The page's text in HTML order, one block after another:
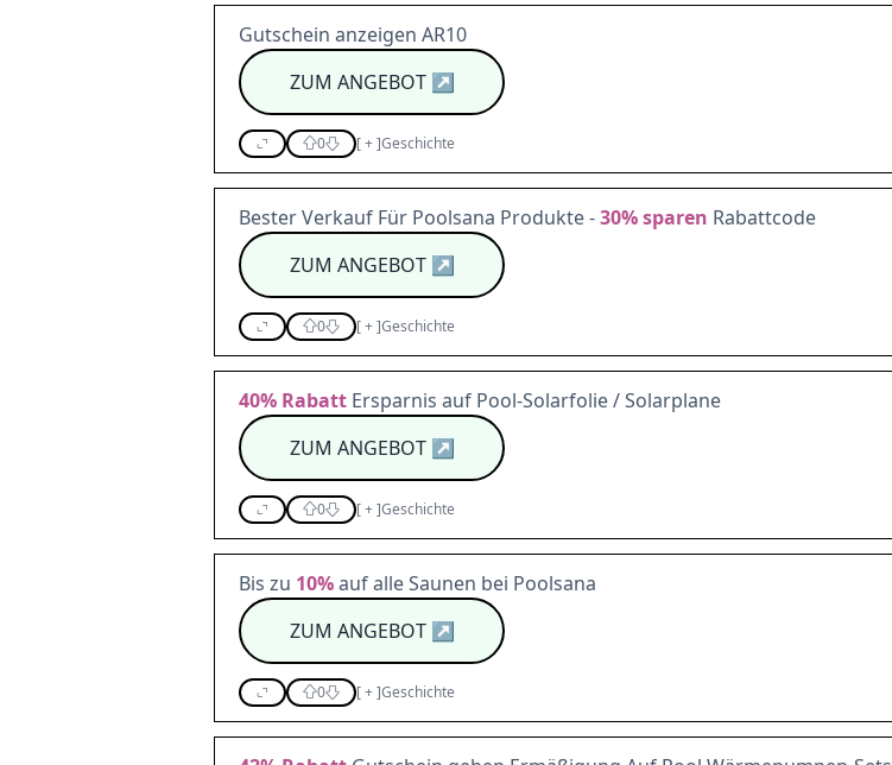
Gutschein anzeigen AR10
ZUM ANGEBOT↗
0 [+]Geschichte
Bester Verkauf Für Poolsana Produkte -30%sparen Rabattcode
ZUM ANGEBOT↗
0 [+]Geschichte
40% Rabatt Ersparnis auf Pool-Solarfolie / Solarplane
ZUM ANGEBOT↗
0 [+]Geschichte
Bis zu 10%auf alle Saunen bei Poolsana
ZUM ANGEBOT↗
0 [+]Geschichte